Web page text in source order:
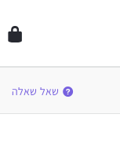
שאל שאלה